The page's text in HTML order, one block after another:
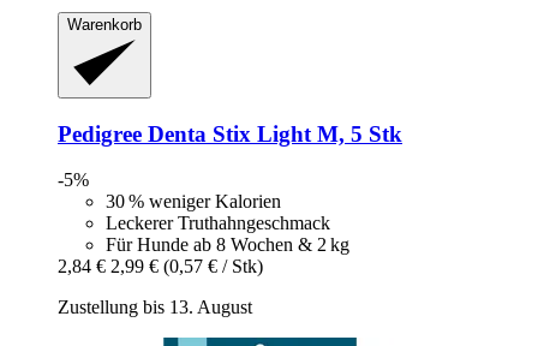
Warenkorb
Pedigree Denta Stix Light M, 5 Stk
-5%
30 % weniger Kalorien
Leckerer Truthahngeschmack
Für Hunde ab 8 Wochen & 2 kg
2,84 € 2,99 € (0,57 € / Stk)
Zustellung bis 13. August